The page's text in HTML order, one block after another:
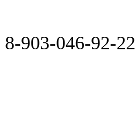
8-903-046-92-22